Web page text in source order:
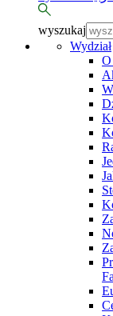
wyszukaj
Wydział